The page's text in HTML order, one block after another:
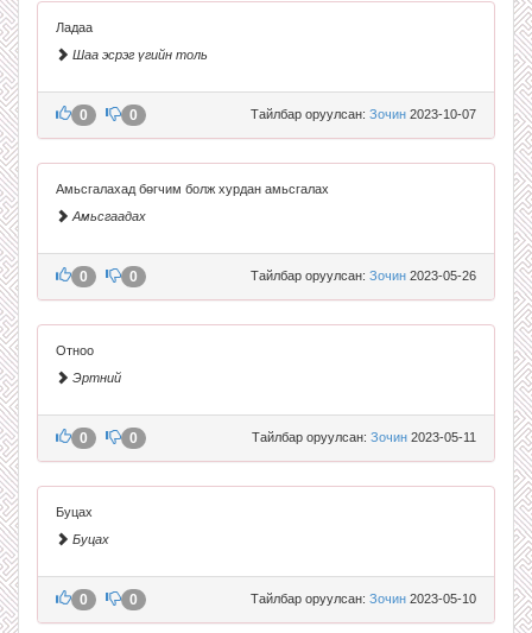
Ладаа
Шаа эсрэг үгийн толь
Тайлбар оруулсан: Зочин 2023-10-07
0 0
Амьсгалахад бөгчим болж хурдан амьсгалах
Амьсгаадах
Тайлбар оруулсан: Зочин 2023-05-26
0 0
Отноо
Эртний
Тайлбар оруулсан: Зочин 2023-05-11
0 0
Буцах
Буцах
Тайлбар оруулсан: Зочин 2023-05-10
0 0